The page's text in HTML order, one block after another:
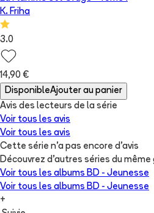
K. Friha
3.0
14,90 €
DisponibleAjouter au panier
Avis des lecteurs de la série
Voir tous les avis
Voir tous les avis
Cette série n'a pas encore d'avis
Découvrez d'autres séries du même
Voir tous les albums BD - Jeunesse
Voir tous les albums BD - Jeunesse
+